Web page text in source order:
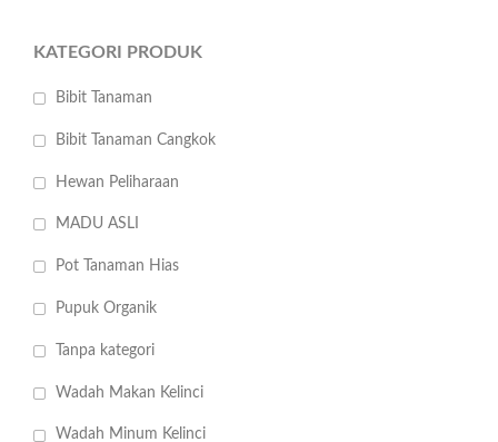
KATEGORI PRODUK
Bibit Tanaman
Bibit Tanaman Cangkok
Hewan Peliharaan
MADU ASLI
Pot Tanaman Hias
Pupuk Organik
Tanpa kategori
Wadah Makan Kelinci
Wadah Minum Kelinci